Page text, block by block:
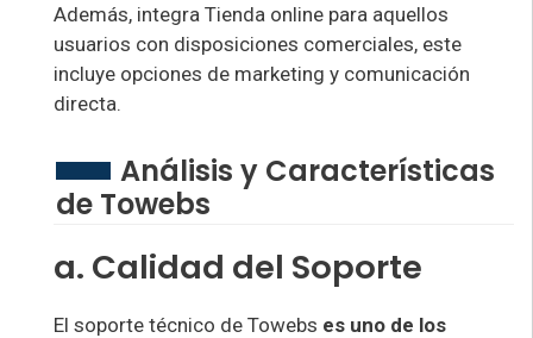
Además, integra Tienda online para aquellos
usuarios con disposiciones comerciales, este
incluye opciones de marketing y comunicación
directa.
Análisis y Características
de Towebs
a. Calidad del Soporte
El soporte técnico de Towebs es uno de los